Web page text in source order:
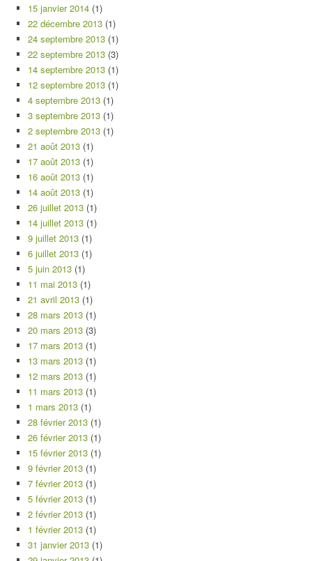
15 janvier 2014 (1)
22 décembre 2013 (1)
24 septembre 2013 (1)
22 septembre 2013 (3)
14 septembre 2013 (1)
12 septembre 2013 (1)
4 septembre 2013 (1)
3 septembre 2013 (1)
2 septembre 2013 (1)
21 août 2013 (1)
17 août 2013 (1)
16 août 2013 (1)
14 août 2013 (1)
26 juillet 2013 (1)
14 juillet 2013 (1)
9 juillet 2013 (1)
6 juillet 2013 (1)
5 juin 2013 (1)
11 mai 2013 (1)
21 avril 2013 (1)
28 mars 2013 (1)
20 mars 2013 (3)
17 mars 2013 (1)
13 mars 2013 (1)
12 mars 2013 (1)
11 mars 2013 (1)
1 mars 2013 (1)
28 février 2013 (1)
26 février 2013 (1)
15 février 2013 (1)
9 février 2013 (1)
7 février 2013 (1)
5 février 2013 (1)
2 février 2013 (1)
1 février 2013 (1)
31 janvier 2013 (1)